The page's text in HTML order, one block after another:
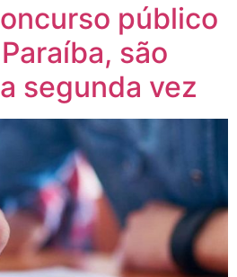
público
são
segunda vez